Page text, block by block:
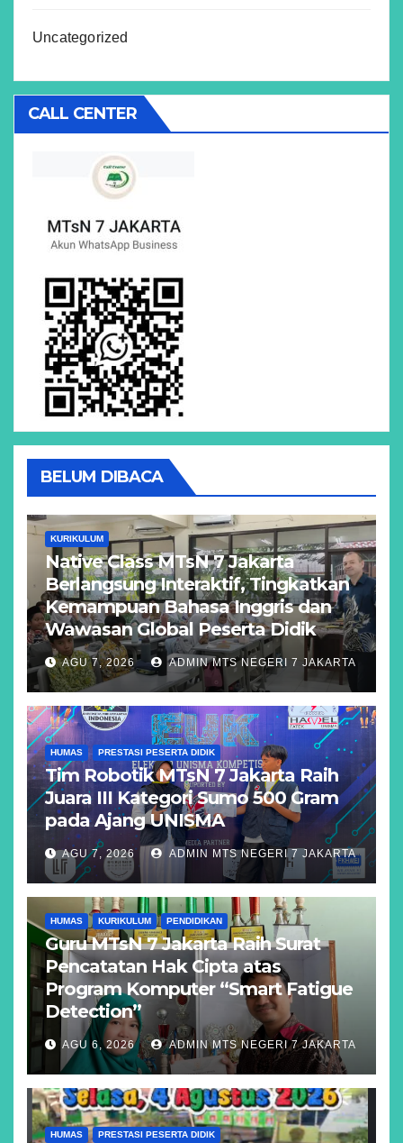
Uncategorized
CALL CENTER
BELUM DIBACA
KURIKULUM
Native Class MTsN 7 Jakarta
Berlangsung Interaktif, Tingkatkan
Kemampuan Bahasa Inggris dan
Wawasan Global Peserta Didik
AGU 7, 2026 ADMIN MTS NEGERI 7 JAKARTA
HUMAS PRESTASI PESERTA DIDIK
Tim Robotik MTsN 7 Jakarta Raih
Juara III Kategori Sumo 500 Gram
pada Ajang UNISMA
AGU 7, 2026 ADMIN MTS NEGERI 7 JAKARTA
HUMAS KURIKULUM PENDIDIKAN
Guru MTsN 7 Jakarta Raih Surat
Pencatatan Hak Cipta atas
Program Komputer “Smart Fatigue
Detection”
AGU 6, 2026 ADMIN MTS NEGERI 7 JAKARTA
HUMAS PRESTASI PESERTA DIDIK